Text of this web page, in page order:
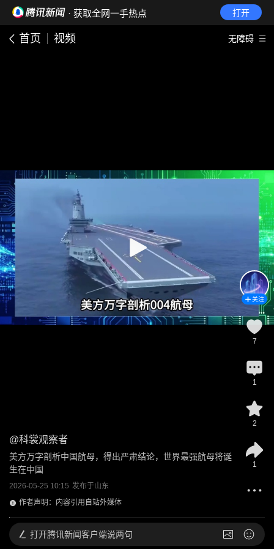
· 获取全网一手热点 打开
首页 视频 无障碍
@科裳观察者
美方万字剖析中国航母，得出严肃结论，世界最强航母将诞
生在中国
2026-05-25 10:15 发布于山东
作者声明：内容引用自站外媒体
关注
7
1
2
1
打开腾讯新闻客户端说两句